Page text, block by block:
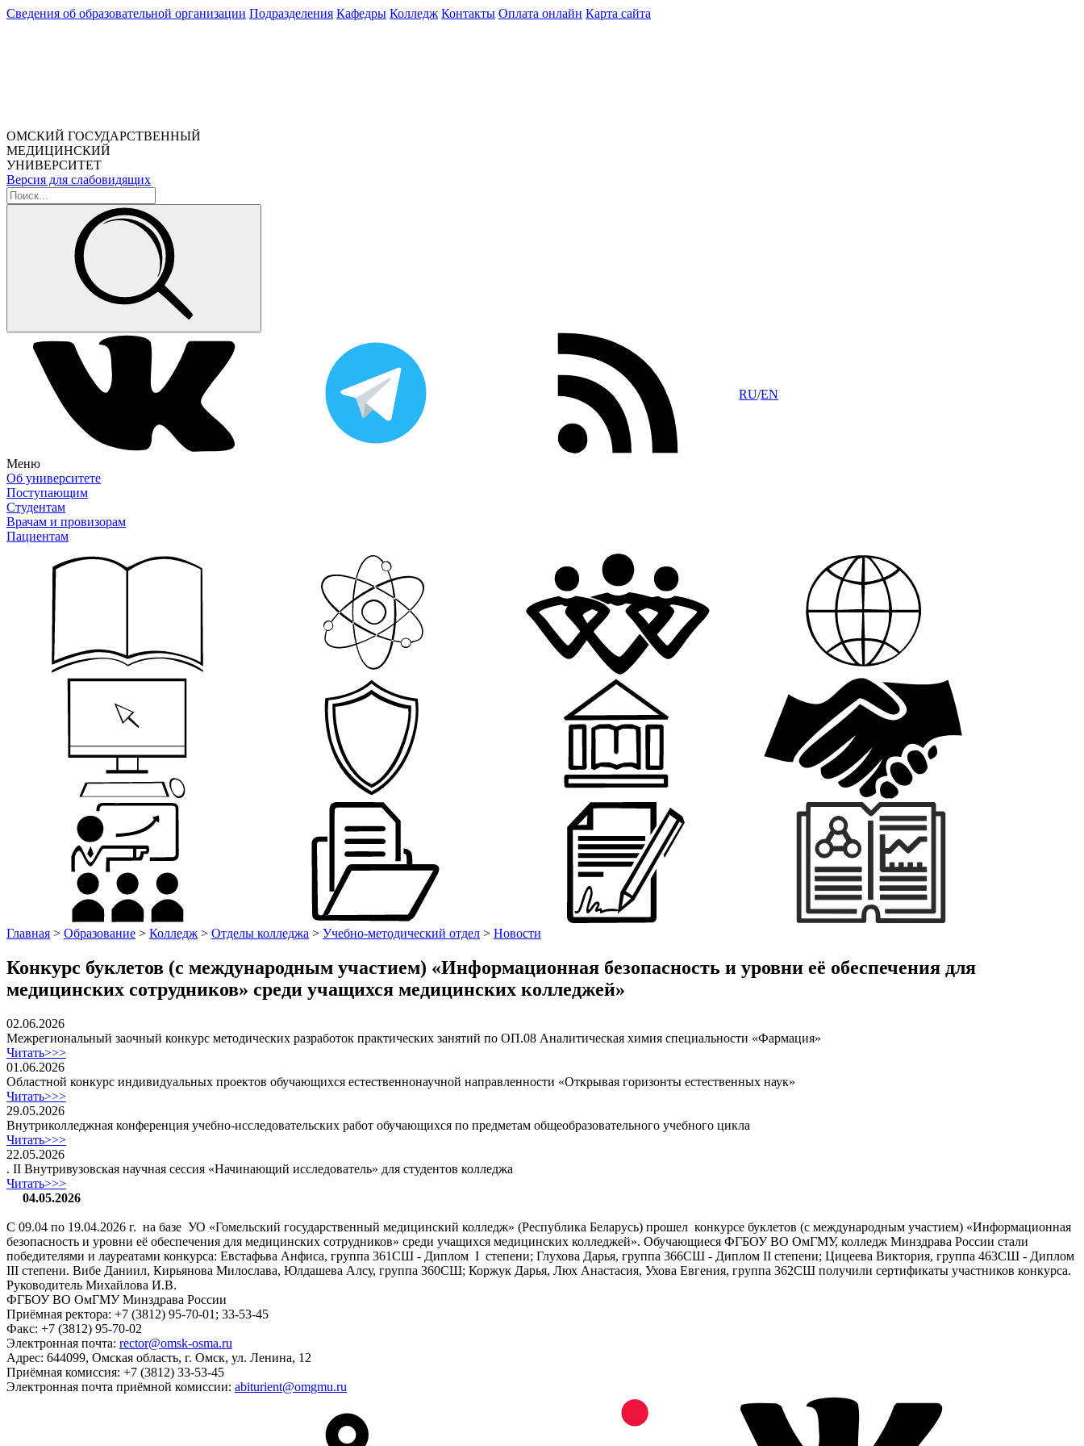
Сведения об образовательной организации Подразделения Кафедры Колледж Контакты Оплата онлайн Карта сайта
ОМСКИЙ ГОСУДАРСТВЕННЫЙ
МЕДИЦИНСКИЙ
УНИВЕРСИТЕТ
Версия для слабовидящих
RU/EN
Меню
Об университете
Поступающим
Студентам
Врачам и провизорам
Пациентам
Главная > Образование > Колледж > Отделы колледжа > Учебно-методический отдел > Новости
Конкурс буклетов (с международным участием) «Информационная безопасность и уровни её обеспечения для
медицинских сотрудников» среди учащихся медицинских колледжей»
02.06.2026
Межрегиональный заочный конкурс методических разработок практических занятий по ОП.08 Аналитическая химия специальности «Фармация»
Читать>>>
01.06.2026
Областной конкурс индивидуальных проектов обучающихся естественнонаучной направленности «Открывая горизонты естественных наук»
Читать>>>
29.05.2026
Внутриколледжная конференция учебно-исследовательских работ обучающихся по предметам общеобразовательного учебного цикла
Читать>>>
22.05.2026
. II Внутривузовская научная сессия «Начинающий исследователь» для студентов колледжа
Читать>>>
04.05.2026
С 09.04 по 19.04.2026 г. на базе УО «Гомельский государственный медицинский колледж» (Республика Беларусь) прошел конкурсе буклетов (с международным участием) «Информационная
безопасность и уровни её обеспечения для медицинских сотрудников» среди учащихся медицинских колледжей». Обучающиеся ФГБОУ ВО ОмГМУ, колледж Минздрава России стали
победителями и лауреатами конкурса: Евстафьва Анфиса, группа 361СШ - Диплом I степени; Глухова Дарья, группа 366СШ - Диплом II степени; Цицеева Виктория, группа 463СШ - Диплом
III степени. Вибе Даниил, Кирьянова Милослава, Юлдашева Алсу, группа 360СШ; Коржук Дарья, Люх Анастасия, Ухова Евгения, группа 362СШ получили сертификаты участников конкурса.
Руководитель Михайлова И.В.
ФГБОУ ВО ОмГМУ Минздрава России
Приёмная ректора: +7 (3812) 95-70-01; 33-53-45
Факс: +7 (3812) 95-70-02
Электронная почта: rector@omsk-osma.ru
Адрес: 644099, Омская область, г. Омск, ул. Ленина, 12
Приёмная комиссия: +7 (3812) 33-53-45
Электронная почта приёмной комиссии: abiturient@omgmu.ru